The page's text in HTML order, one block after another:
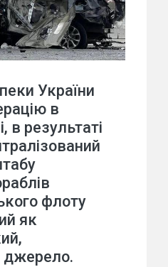
України
в
в результаті
флоту
як
джерело.